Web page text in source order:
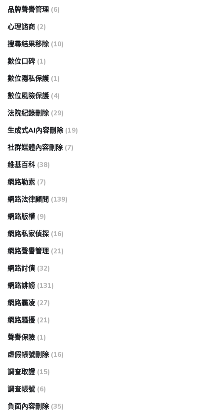
品牌聲譽管理 (6)
心理諮商 (2)
搜尋結果移除 (10)
數位口碑 (1)
數位隱私保護 (1)
數位風險保護 (4)
法院紀錄刪除 (29)
生成式AI內容刪除 (19)
社群媒體內容刪除 (7)
維基百科 (38)
網路勒索 (7)
網路法律顧問 (139)
網路版權 (9)
網路私家偵探 (16)
網路聲譽管理 (21)
網路討債 (32)
網路誹謗 (131)
網路霸凌 (27)
網路騷擾 (21)
聲譽保險 (1)
虛假帳號刪除 (16)
調查取證 (15)
調查帳號 (6)
負面內容刪除 (35)